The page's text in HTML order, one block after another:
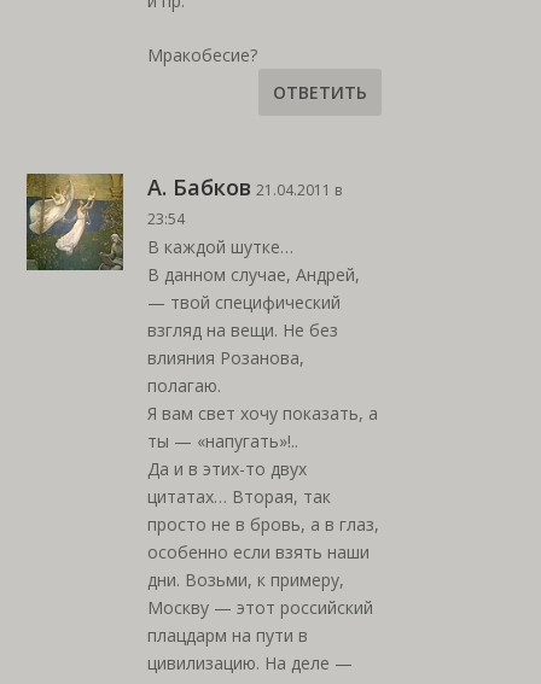
Мракобесие?
ОТВЕТИТЬ
А. Бабков 21.04.2011 в
23:54
В каждой шутке…
В данном случае, Андрей,
— твой специфический
взгляд на вещи. Не без
влияния Розанова,
полагаю.
Я вам свет хочу показать, а
ты — «напугать»!..
Да и в этих-то двух
цитатах… Вторая, так
просто не в бровь, а в глаз,
особенно если взять наши
дни. Возьми, к примеру,
Москву — этот российский
плацдарм на пути в
цивилизацию. На деле —